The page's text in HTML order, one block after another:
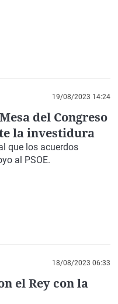
19/08/2023 14:24
del Congreso
la investidura
que los acuerdos
al PSOE.
18/08/2023 06:33
el Rey con la